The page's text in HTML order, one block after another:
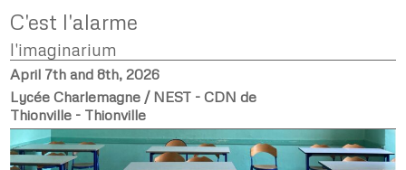
C'est l'alarme
l'imaginarium
April 7th and 8th, 2026
Lycée Charlemagne / NEST - CDN de
Thionville - Thionville